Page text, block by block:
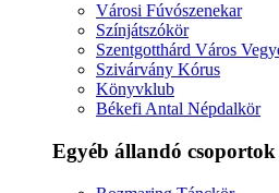
Városi Fúvószenekar
Színjátszókör
Szentgotthárd Város
Szivárvány Kórus
Könyvklub
Békefi Antal Népdalkör
Egyéb állandó csoportok